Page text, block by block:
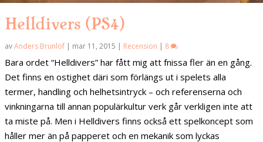
Helldivers (PS4)
avAnders Brunlöf | mar 11, 2015 | Recension | 8
Bara ordet “Helldivers” har fått mig att fnissa fler än en gång.
Det finns en ostighet däri som förlängs ut i spelets alla
termer, handling och helhetsintryck – och referenserna och
vinkningarna till annan populärkultur verk går verkligen inte att
ta miste på. Men i Helldivers finns också ett spelkoncept som
håller mer än på papperet och en mekanik som lyckas